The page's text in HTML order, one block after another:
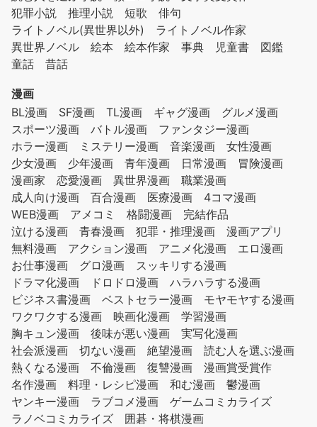
犯罪小説
推理小説 短歌
俳句
ライトノベル(異世界以外)
ライトノベル作家
異世界ノベル
絵本 絵本作家 事典 児童書
図鑑
童話
昔話
漫画
BL漫画
SF漫画 TL漫画 ギャグ漫画
グルメ漫画
スポーツ漫画
バトル漫画
ファンタジー漫画
ホラー漫画
ミステリー漫画 音楽漫画
女性漫画
少女漫画
少年漫画 青年漫画 日常漫画
冒険漫画
漫画家
恋愛漫画 異世界漫画
職業漫画
成人向け漫画
百合漫画 医療漫画
4コマ漫画
WEB漫画
アメコミ 格闘漫画
完結作品
泣ける漫画
青春漫画 犯罪・推理漫画
漫画アプリ
無料漫画
アクション漫画 アニメ化漫画
エロ漫画
お仕事漫画
グロ漫画
スッキリする漫画
ドラマ化漫画
ドロドロ漫画
ハラハラする漫画
ビジネス書漫画
ベストセラー漫画
モヤモヤする漫画
ワクワクする漫画
映画化漫画
学習漫画
胸キュン漫画
後味が悪い漫画
実写化漫画
社会派漫画
切ない漫画 絶望漫画
読む人を選ぶ漫画
熱くなる漫画
不倫漫画 復讐漫画
漫画賞受賞作
名作漫画
料理・レシピ漫画 和む漫画
鬱漫画
ヤンキー漫画
ラブコメ漫画
ゲームコミカライズ
ラノベコミカライズ
囲碁・将棋漫画